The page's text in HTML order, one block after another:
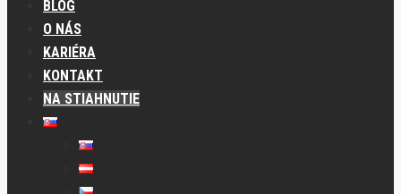
BLOG
O NÁS
KARIÉRA
KONTAKT
NA STIAHNUTIE